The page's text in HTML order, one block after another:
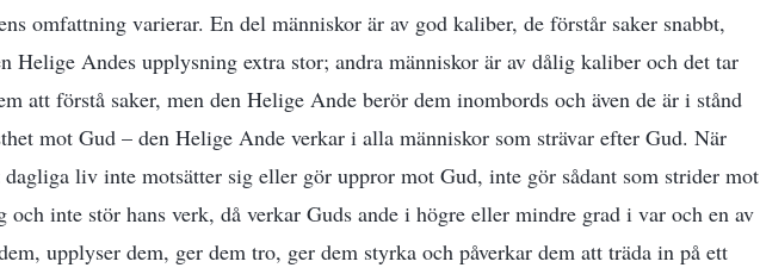
omfattning varierar. En del människor är av god kaliber, de förstår saker snabbt,
Helige Andes upplysning extra stor; andra människor är av dålig kaliber och det tar
att förstå saker, men den Helige Ande berör dem inombords och även de är i stånd
mot Gud – den Helige Ande verkar i alla människor som strävar efter Gud. När
liv inte motsätter sig eller gör uppror mot Gud, inte gör sådant som strider mot
och inte stör hans verk, då verkar Guds ande i högre eller mindre grad i var och en av
upplyser dem, ger dem tro, ger dem styrka och påverkar dem att träda in på ett